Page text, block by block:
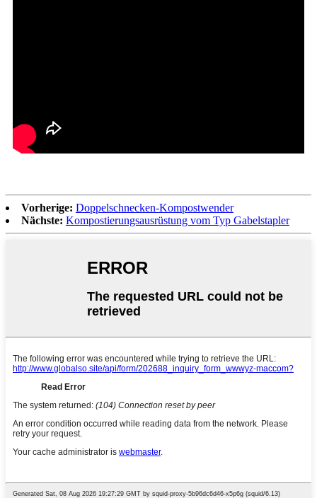
Vorherige: Doppelschnecken-Kompostwender
Nächste: Kompostierungsausrüstung vom Typ Gabelstapler